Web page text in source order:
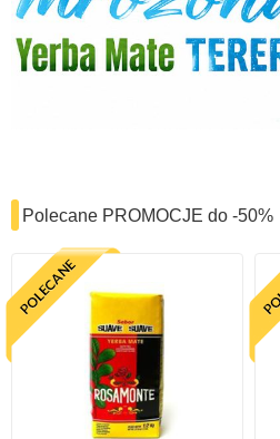
Polecane PROMOCJE do -50%